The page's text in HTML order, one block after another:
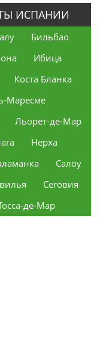
ИСПАНИИ
Бильбао
Ибица
Коста Бланка
Маресме
Льорет-де-Мар
Нерха
Салоу
Сеговия
де-Мар